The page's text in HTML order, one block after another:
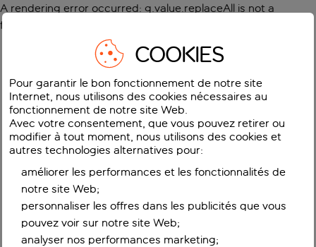
A rendering error occurred: g.value.replaceAll is not a
function
COOKIES
Pour garantir le bon fonctionnement de notre site
Internet, nous utilisons des cookies nécessaires au
fonctionnement de notre site Web.
Avec votre consentement, que vous pouvez retirer ou
modifier à tout moment, nous utilisons des cookies et
autres technologies alternatives pour:
améliorer les performances et les fonctionnalités de
notre site Web;
personnaliser les offres dans les publicités que vous
pouvez voir sur notre site Web;
analyser nos performances marketing;